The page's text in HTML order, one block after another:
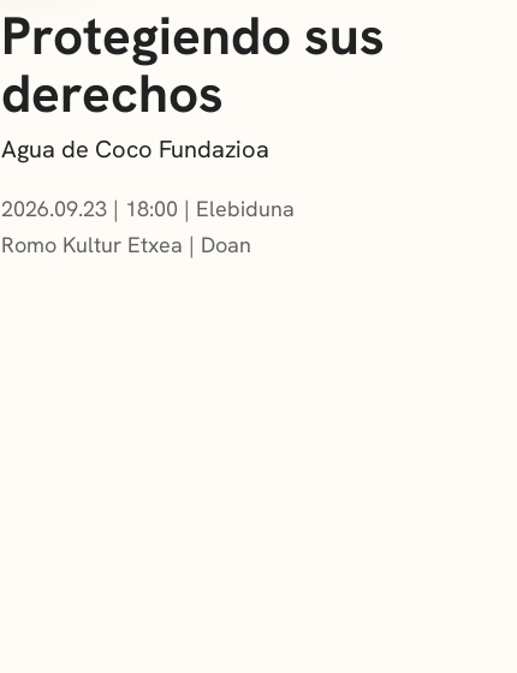
Protegiendo sus
derechos
Agua de Coco Fundazioa
2026.09.23 | 18:00
Elebiduna
Romo Kultur Etxea
Doan